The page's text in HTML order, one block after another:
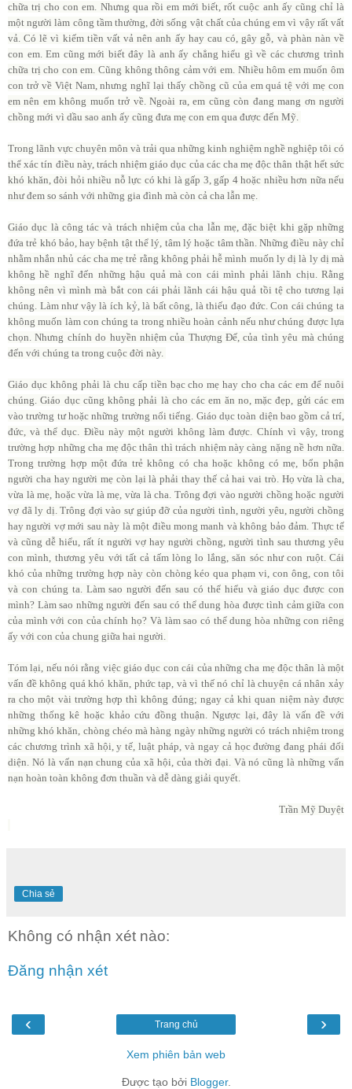
chữa trị cho con em. Nhưng qua rồi em mới biết, rốt cuộc anh ấy cũng chỉ là
một người làm công tầm thường, đời sống vật chất của chúng em vì vậy rất vất
vả. Có lẽ vì kiếm tiền vất vả nên anh ấy hay cau có, gây gỗ, và phàn nàn về
con em. Em cũng mới biết đây là anh ấy chẳng hiểu gì về các chương trình
chữa trị cho con em. Cũng không thông cảm với em. Nhiều hôm em muốn ôm
con trở về Việt Nam, nhưng nghĩ lại thấy chồng cũ của em quá tệ với mẹ con
em nên em không muốn trở về. Ngoài ra, em cũng còn đang mang ơn người
chồng mới vì dầu sao anh ấy cũng đưa mẹ con em qua được đến Mỹ.
Trong lãnh vực chuyên môn và trải qua những kinh nghiệm nghề nghiệp tôi có
thể xác tín điều này, trách nhiệm giáo dục của các cha mẹ độc thân thật hết sức
khó khăn, đòi hỏi nhiều nỗ lực có khi là gấp 3, gấp 4 hoặc nhiều hơn nữa nếu
như đem so sánh với những gia đình mà còn cả cha lẫn mẹ.
Giáo dục là công tác và trách nhiệm của cha lẫn mẹ, đặc biệt khi gặp những
đứa trẻ khó bảo, hay bệnh tật thể lý, tâm lý hoặc tâm thần. Những điều này chỉ
nhằm nhắn nhủ các cha mẹ trẻ rằng không phải hễ mình muốn ly dị là ly dị mà
không hề nghĩ đến những hậu quả mà con cái mình phải lãnh chịu. Rằng
không nên vì mình mà bắt con cái phải lãnh cái hậu quả tồi tệ cho tương lại
chúng. Làm như vậy là ích kỷ, là bất công, là thiếu đạo đức. Con cái chúng ta
không muốn làm con chúng ta trong nhiều hoàn cảnh nếu như chúng được lựa
chọn. Nhưng chính do huyền nhiệm của Thượng Đế, của tình yêu mà chúng
đến với chúng ta trong cuộc đời này.
Giáo dục không phải là chu cấp tiền bạc cho mẹ hay cho cha các em để nuôi
chúng. Giáo dục cũng không phải là cho các em ăn no, mặc đẹp, gửi các em
vào trường tư hoặc những trường nổi tiếng. Giáo dục toàn diện bao gồm cả trí,
đức, và thể dục. Điều này một người không làm được. Chính vì vậy, trong
trường hợp những cha mẹ độc thân thì trách nhiệm này càng nặng nề hơn nữa.
Trong trường hợp một đứa trẻ không có cha hoặc không có mẹ, bổn phận
người cha hay người mẹ còn lại là phải thay thế cả hai vai trò. Họ vừa là cha,
vừa là mẹ, hoặc vừa là mẹ, vừa là cha. Trông đợi vào người chồng hoặc người
vợ đã ly dị. Trông đợi vào sự giúp đỡ của người tình, người yêu, người chồng
hay người vợ mới sau này là một điều mong manh và không bảo đảm. Thực tế
và cũng dễ hiểu, rất ít người vợ hay người chồng, người tình sau thương yêu
con mình, thương yêu với tất cả tấm lòng lo lắng, săn sóc như con ruột. Cái
khó của những trường hợp này còn chòng kéo qua phạm vi, con ông, con tôi
và con chúng ta. Làm sao người đến sau có thể hiểu và giáo dục được con
mình? Làm sao những người đến sau có thể dung hòa được tình cảm giữa con
của mình với con của chính họ? Và làm sao có thể dung hòa những con riêng
ấy với con của chung giữa hai người.
Tóm lại, nếu nói rằng việc giáo dục con cái của những cha mẹ độc thân là một
vấn đề không quá khó khăn, phức tạp, và vì thế nó chỉ là chuyện cá nhân xảy
ra cho một vài trường hợp thì không đúng; ngay cả khi quan niệm này được
những thống kê hoặc khảo cứu đồng thuận. Ngược lại, đây là vấn đề với
những khó khăn, chòng chéo mà hàng ngày những người có trách nhiệm trong
các chương trình xã hội, y tế, luật pháp, và ngay cả học đường đang phái đối
diện. Nó là vấn nạn chung của xã hội, của thời đại. Và nó cũng là những vấn
nạn hoàn toàn không đơn thuần và dễ dàng giải quyết.
Trần Mỹ Duyệt
Chia sẻ
Không có nhận xét nào:
Đăng nhận xét
‹ ›
Trang chủ
Xem phiên bản web
Được tạo bởi Blogger.